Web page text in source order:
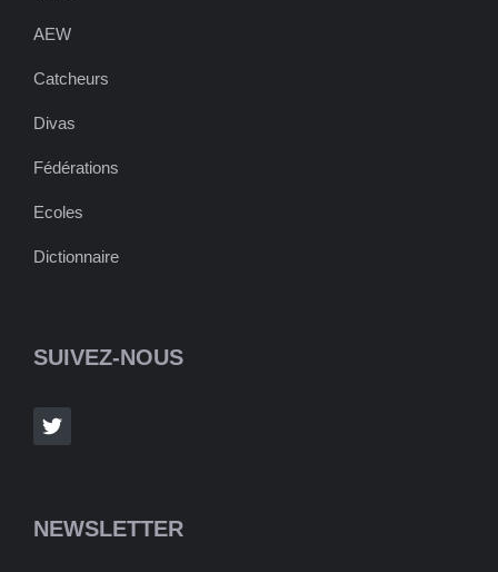
AEW
Catcheurs
Divas
Fédérations
Ecoles
Dictionnaire
SUIVEZ-NOUS
NEWSLETTER